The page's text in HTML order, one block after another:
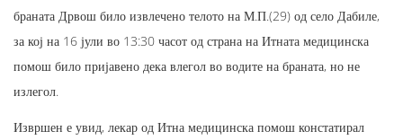
браната Дрвош било извлечено телото на М.П.(29) од село Дабиле,
за кој на 16 јули во 13:30 часот од страна на Итната медицинска
помош било пријавено дека влегол во водите на браната, но не
излегол.
Извршен е увид, лекар од Итна медицинска помош констатирал